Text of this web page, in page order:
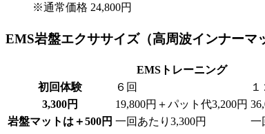
※通常価格 24,800円
EMS岩盤エクササイズ（高周波インナーマ
EMSトレーニング
初回体験
６回 １
3,300円
19,800円＋パット代3,200円
岩盤マットは＋500円 一回あたり3,300円 一